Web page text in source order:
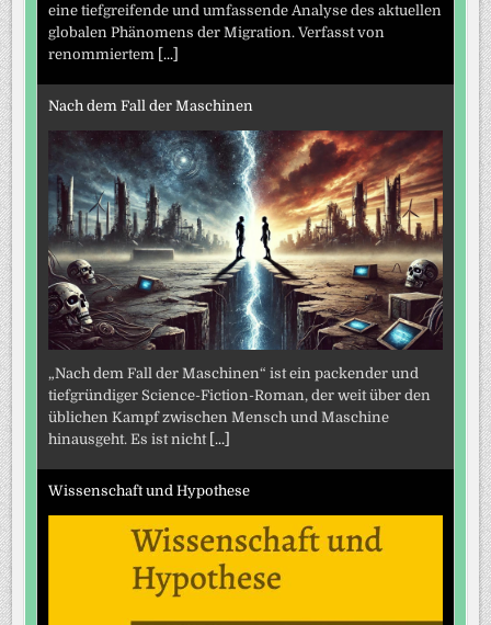
eine tiefgreifende und umfassende Analyse des aktuellen
globalen Phänomens der Migration. Verfasst von
renommiertem [...]
Nach dem Fall der Maschinen
„Nach dem Fall der Maschinen“ ist ein packender und
tiefgründiger Science-Fiction-Roman, der weit über den
üblichen Kampf zwischen Mensch und Maschine
hinausgeht. Es ist nicht [...]
Wissenschaft und Hypothese